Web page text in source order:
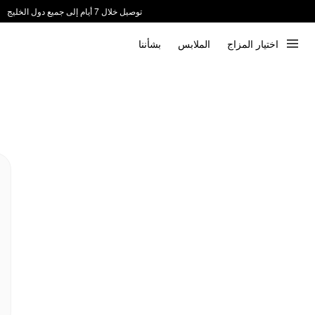
توصيل خلال 7 أيام إلى جميع دول الخليج
اختيار المزاج الملابس بشأننا